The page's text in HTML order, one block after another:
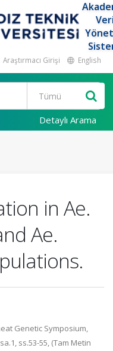
Araştırmacı Girişi English
Detaylı Arama
in Ae.
Ae.
Genetic Symposium,
ss.53-55, (Tam Metin